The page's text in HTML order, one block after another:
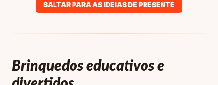
SALTAR PARA AS IDEIAS DE PRESENTE
Brinquedos educativos e